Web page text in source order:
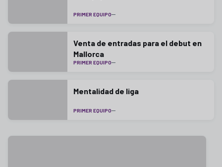
PRIMER EQUIPO
Venta de entradas para el debut en
Mallorca
PRIMER EQUIPO
Mentalidad de liga
PRIMER EQUIPO